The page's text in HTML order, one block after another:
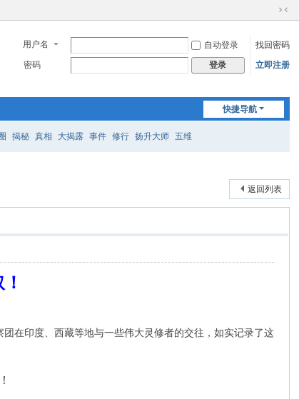
切
到
窄
用户名 自动登录
找回密码
密码
登录 立即注册
快捷导航
揭秘 真相 大揭露 事件 修行 扬升大师 五维
返回列表
在印度、西藏等地与一些伟大灵修者的交往，如实记录了这